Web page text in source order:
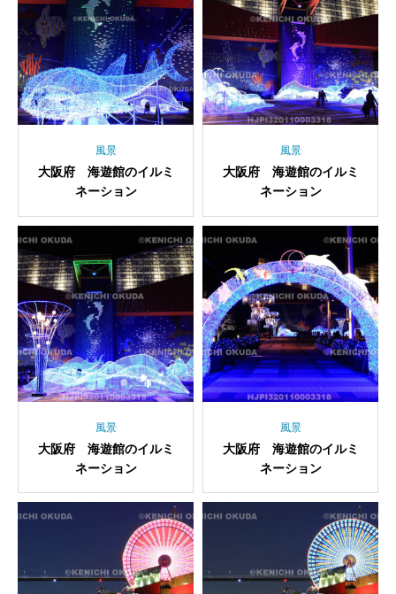
風景
大阪府 海遊館のイルミ
ネーション
風景
大阪府 海遊館のイルミ
ネーション
風景
大阪府 海遊館のイルミ
ネーション
風景
大阪府 海遊館のイルミ
ネーション